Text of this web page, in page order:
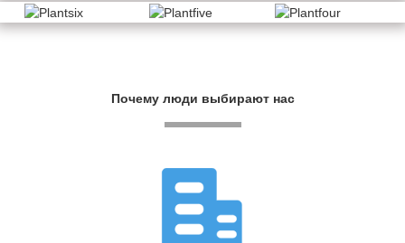
Почему люди выбирают нас